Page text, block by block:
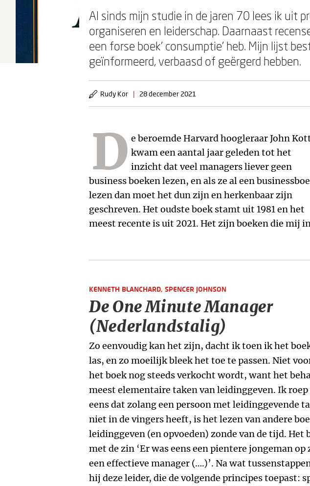
Al sinds mijn studie in de jaren 70 lees ik uit
organiseren en leiderschap. Daarnaast
een forse boek’ consumptie’ heb. Mijn lijst
geïnformeerd, verbaasd of geërgerd hebben.
Rudy Kor | 28 december 2021
D e beroemde Harvard hoogleraar John
kwam een aantal jaar geleden tot het
inzicht dat veel managers liever geen
business boeken lezen, en als ze al een
lezen dan moet het dun zijn en herkenbaar zijn
geschreven. Het oudste boek stamt uit 1981 en het
meest recente is uit 2021. Het zijn boeken die mij
de loop van de tijd aan het denken hebben gezet.
keuze voor juist deze tien boeken toont de interesses
van iemand die rijp en groen leest. Dat er maar tien
boeken op staan komt door de vraag om de lijst
beperken tot dit aantal. Als het aan mij gelegen
KENNETH BLANCHARD, SPENCER JOHNSON
De One Minute Manager
(Nederlandstalig)
Zo eenvoudig kan het zijn, dacht ik toen ik het
las, en zo moeilijk bleek het toe te passen. Niet
het boek nog steeds verkocht wordt, want het
meest elementaire taken van leidinggeven. Ik
eens dat zolang een persoon met leidinggevende
niet in de vingers heeft, is het lezen van andere
leidinggeven (en opvoeden) zonde van de tijd. Het
met de zin ‘Er was eens een pientere jongeman op
een effectieve manager (….)’. Na wat
hij deze leider, die de volgende principes toepast: